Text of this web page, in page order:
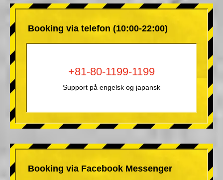
Booking via telefon (10:00-22:00)
+81-80-1199-1199
Support på engelsk og japansk
Booking via Facebook Messenger